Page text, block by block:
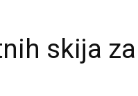
skija za